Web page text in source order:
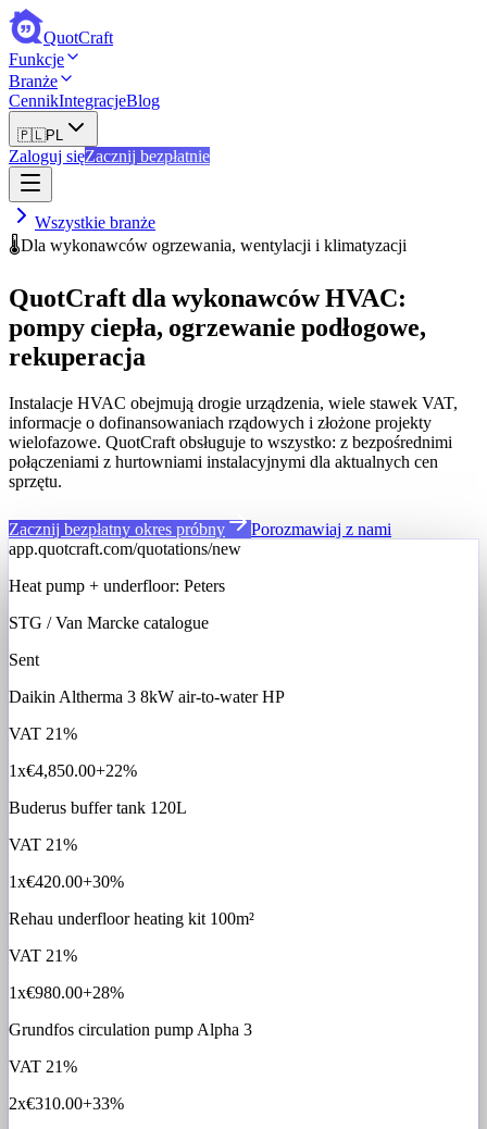
QuotCraft
Funkcje
Branże
CennikIntegracjeBlog
🇵🇱PL
Zaloguj sięZacznij bezpłatnie
Wszystkie branże
🌡️Dla wykonawców ogrzewania, wentylacji i klimatyzacji
QuotCraft dla wykonawców HVAC:
pompy ciepła, ogrzewanie podłogowe,
rekuperacja
Instalacje HVAC obejmują drogie urządzenia, wiele stawek VAT,
informacje o dofinansowaniach rządowych i złożone projekty
wielofazowe. QuotCraft obsługuje to wszystko: z bezpośrednimi
połączeniami z hurtowniami instalacyjnymi dla aktualnych cen
sprzętu.
Zacznij bezpłatny okres próbny
Porozmawiaj z nami
app.quotcraft.com/quotations/new
Heat pump + underfloor: Peters
STG / Van Marcke catalogue
Sent
Daikin Altherma 3 8kW air-to-water HP
VAT 21%
1x€4,850.00+22%
Buderus buffer tank 120L
VAT 21%
1x€420.00+30%
Rehau underfloor heating kit 100m²
VAT 21%
1x€980.00+28%
Grundfos circulation pump Alpha 3
VAT 21%
2x€310.00+33%